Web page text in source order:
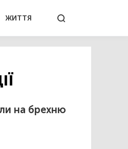
ЖИТТЯ
на брехню